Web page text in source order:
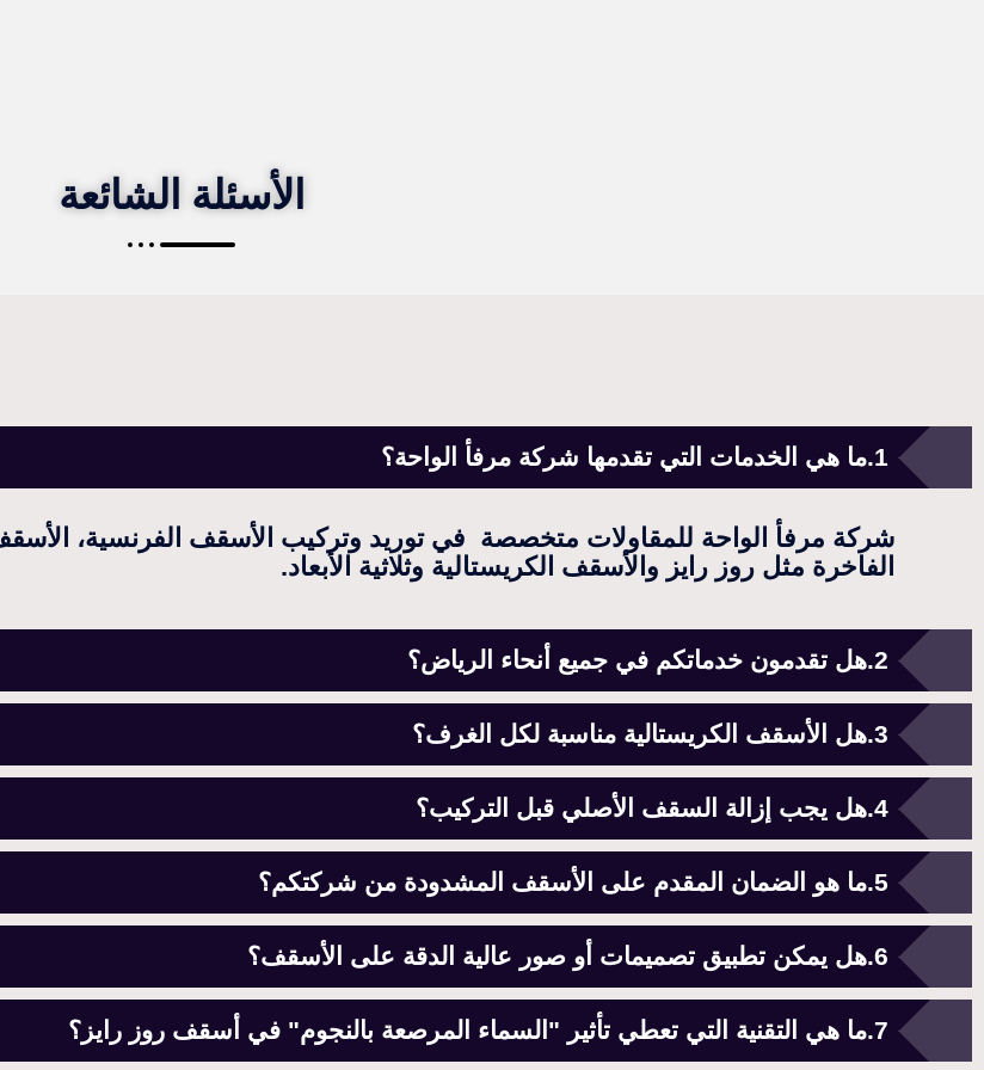
الأسئلة الشائعة
ما هي الخدمات التي تقدمها شركة مرفأ الواحة؟
شركة مرفأ الواحة للمقاولات متخصصة في توريد وتركيب الأسقف الفرنسية،
الفاخرة مثل روز رايز والأسقف الكريستالية وثلاثية الأبعاد.
هل تقدمون خدماتكم في جميع أنحاء الرياض؟
هل الأسقف الكريستالية مناسبة لكل الغرف؟
هل يجب إزالة السقف الأصلي قبل التركيب؟
ما هو الضمان المقدم على الأسقف المشدودة من شركتكم؟
هل يمكن تطبيق تصميمات أو صور عالية الدقة على الأسقف؟
ما هي التقنية التي تعطي تأثير "السماء المرصعة بالنجوم" في أسقف روز رايز؟